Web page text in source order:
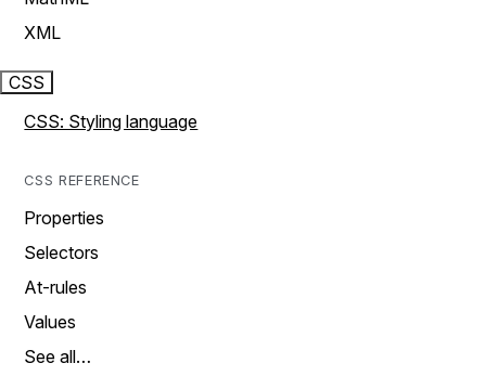
XML
CSS
CSS: Styling language
CSS REFERENCE
Properties
Selectors
At-rules
Values
See all…